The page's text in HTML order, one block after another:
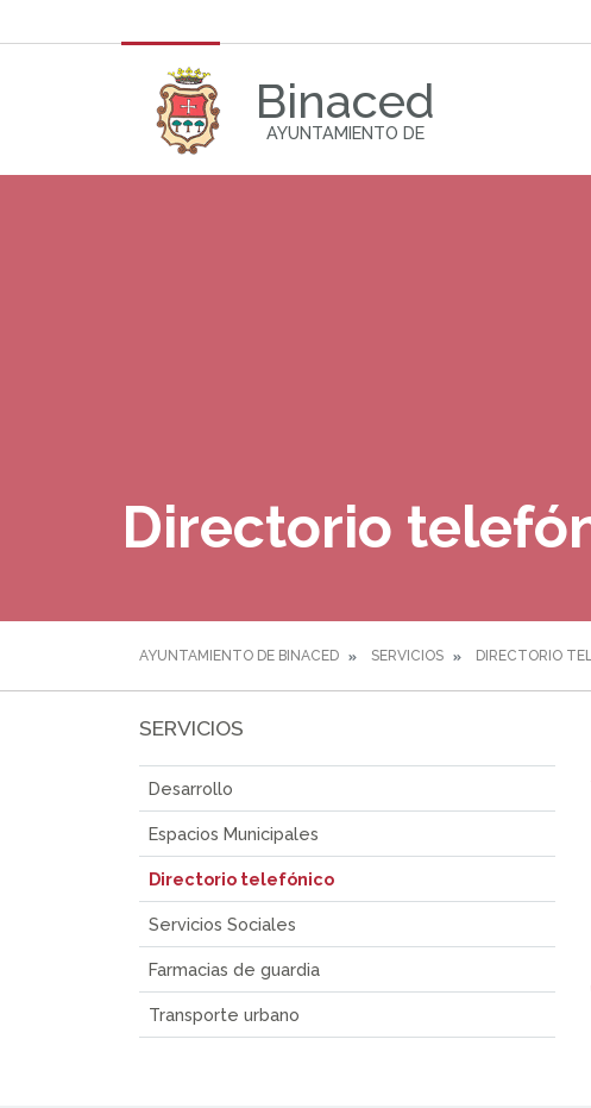
Binaced
AYUNTAMIENTO DE
Directorio
AYUNTAMIENTO DE BINACED SERVICIOS DIRECTORIO
SERVICIOS
Desarrollo
Espacios Municipales
Directorio telefónico
Servicios Sociales
Farmacias de guardia
Transporte urbano